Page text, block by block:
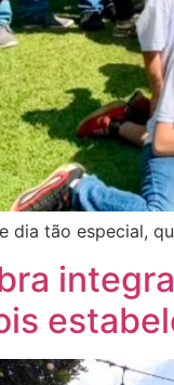
dia tão especial,